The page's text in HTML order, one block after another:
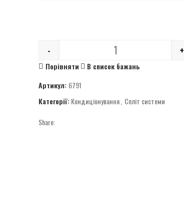
Quantity
- +
Порівняти
В список бажань
Артикул: 6791
Категорії: Кондиціонування Спліт системи
Share: